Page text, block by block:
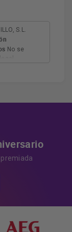
S.L.
No se